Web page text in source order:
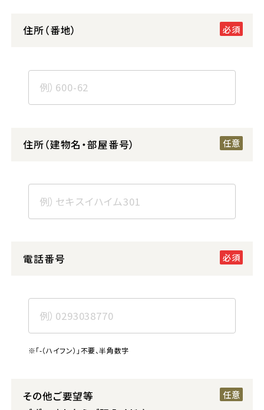
住所（番地）
住所（建物名・部屋番号）
電話番号
※「-（ハイフン）」不要、半角数字
その他ご要望等